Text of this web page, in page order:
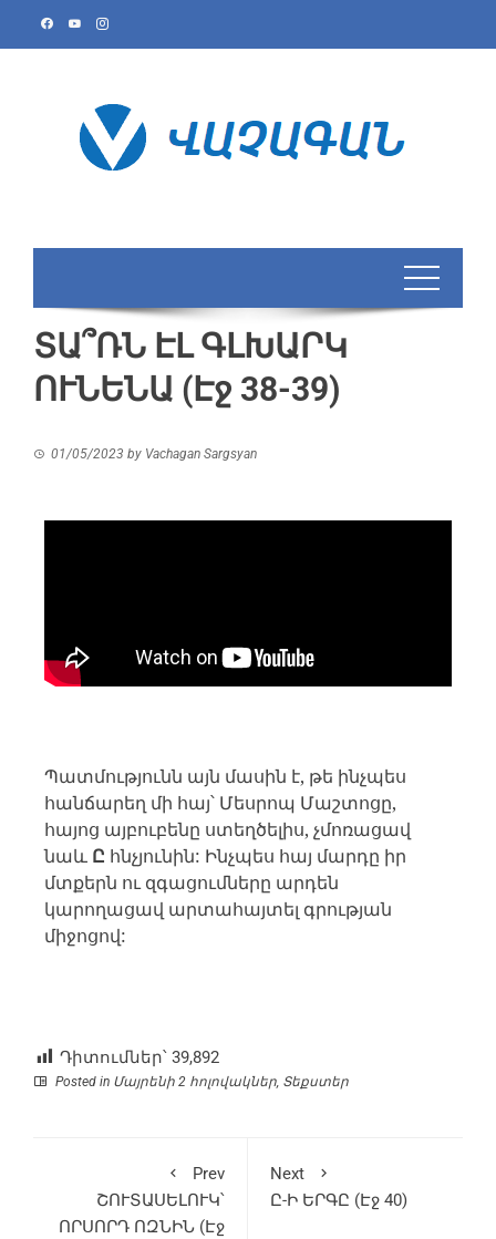
ՏԱ՞ՌՆ ԷԼ ԳԼԽԱՐԿ
ՈՒՆԵՆԱ (Էջ 38-39)
01/05/2023 by Vachagan Sargsyan
Պատմությունն այն մասին է, թե ինչպես
հանճարեղ մի հայ՝ Մեսրոպ Մաշտոցը,
հայոց այբուբենը ստեղծելիս, չմոռացավ
նաև Ը հնչյունին: Ինչպես հայ մարդը իր
մտքերն ու զգացումները արդեն
կարողացավ արտահայտել գրության
միջոցով:
Դիտումներ՝ 39,892
Posted in Մայրենի 2 հոլովակներ, Տեքստեր
Prev
ՇՈՒՏԱՍԵԼՈՒԿ՝
ՈՐՍՈՐԴ ՈԶՆԻՆ (Էջ
Next
Ը-Ի ԵՐԳԸ (Էջ 40)